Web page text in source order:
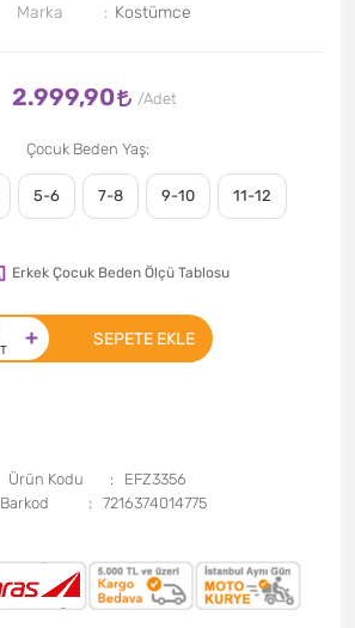
Marka Kostümce
2.999,90
Çocuk Beden Yaş
5-6 7-8 9-10 11-12
Erkek Çocuk Beden Ölçü Tablosu
+ SEPETE EKLE
Ürün Kodu
EFZ3356
Barkod
7216374014775